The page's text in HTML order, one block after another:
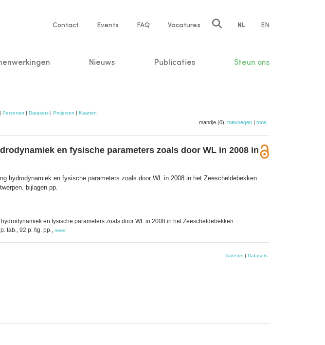
Service
Contact Events FAQ Vacatures NL EN
Nieuws Publicaties Steun ons
| Personen | Datasets| Projecten | Kaarten
mandje (0): toevoegen | toon
en fysische parameters zoals door WL in 2008 in
hydrodynamiek en fysische parameters zoals door WL in 2008 in het Zeescheldebekken
bijlagen pp.
en fysische parameters zoals door WL in 2008 in het Zeescheldebekken
tab., 92 p. fig. pp., meer
Auteurs | Datasets